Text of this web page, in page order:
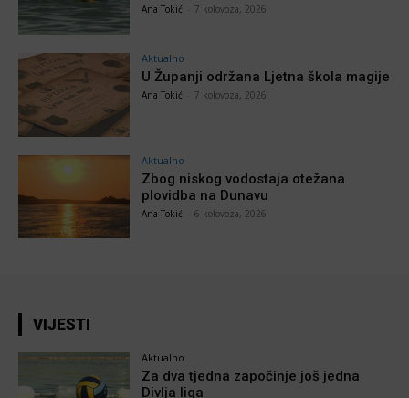
Ana Tokić 7 kolovoza, 2026
Aktualno
U Županji održana Ljetna škola magije
Ana Tokić 7 kolovoza, 2026
Aktualno
Zbog niskog vodostaja otežana
plovidba na Dunavu
Ana Tokić 6 kolovoza, 2026
VIJESTI
Aktualno
Za dva tjedna započinje još jedna
Divlja liga